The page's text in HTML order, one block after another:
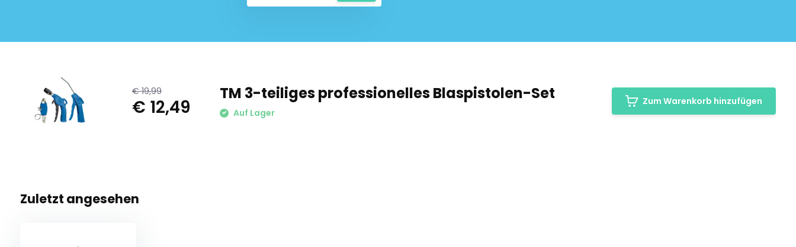
€ 19,99
€ 12,49
TM 3-teiliges professionelles Blaspistolen-Set
Auf Lager
Zum Warenkorb hinzufügen
Zuletzt angesehen